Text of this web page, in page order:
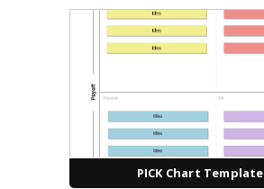
PICK Chart Template